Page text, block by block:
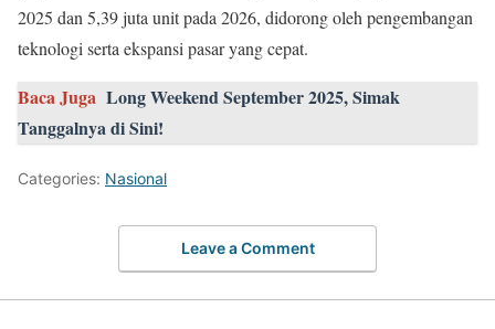
2025 dan 5,39 juta unit pada 2026, didorong oleh pengembangan
teknologi serta ekspansi pasar yang cepat.
Baca Juga Long Weekend September 2025, Simak
Tanggalnya di Sini!
Categories: Nasional
Leave a Comment